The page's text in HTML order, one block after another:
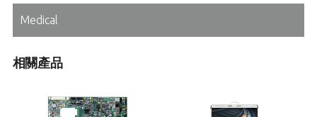
Medical
相關產品